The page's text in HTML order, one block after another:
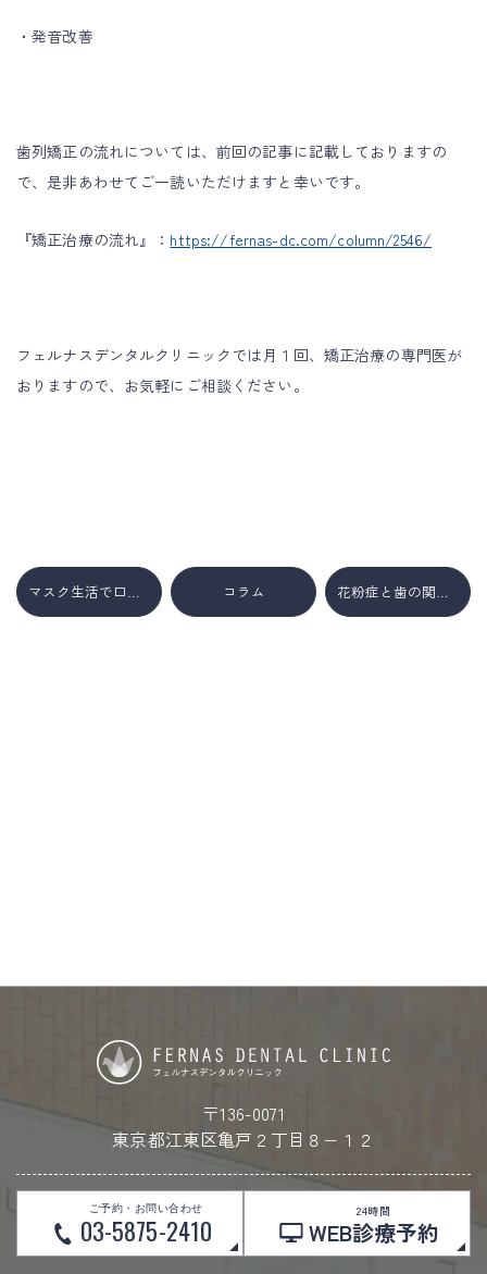
・発音改善
歯列矯正の流れについては、前回の記事に記載しておりますの
で、是非あわせてご一読いただけますと幸いです。
『矯正治療の流れ』： https://fernas-dc.com/column/2546/
フェルナスデンタルクリニックでは月１回、矯正治療の専門医が
おりますので、お気軽にご相談ください。
マスク生活で口臭が起こる原因とは？ コラム 花粉症と歯の関係とは・・・
〒136-0071
東京都江東区亀戸２丁目８−１２
ご予約・お問い合わせ
03-5875-2410
24時間
WEB診療予約